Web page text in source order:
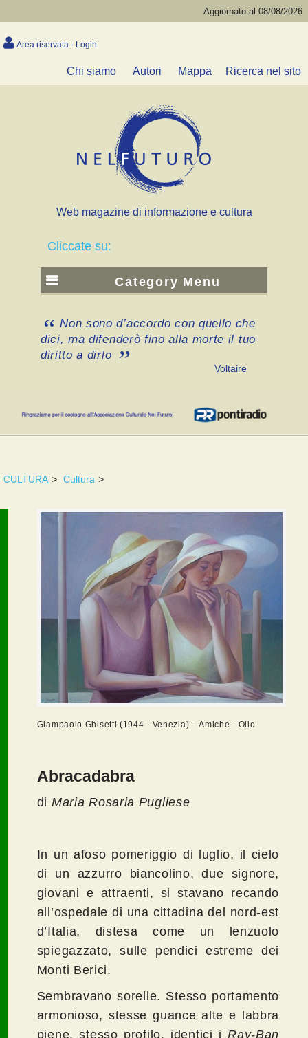
Aggiornato al 08/08/2026
Area riservata - Login
Chi siamo Autori Mappa Ricerca nel sito
Web magazine di informazione e cultura
Cliccate su:
Category Menu
Non sono d’accordo con quello che
dici, ma difenderò fino alla morte il tuo
diritto a dirlo
Voltaire
CULTURA > Cultura >
Giampaolo Ghisetti (1944 - Venezia) – Amiche - Olio
Abracadabra
di Maria Rosaria Pugliese
In un afoso pomeriggio di luglio, il cielo
di un azzurro biancolino, due signore,
giovani e attraenti, si stavano recando
all’ospedale di una cittadina del nord-est
d’Italia, distesa come un lenzuolo
spiegazzato, sulle pendici estreme dei
Monti Berici.
Sembravano sorelle. Stesso portamento
armonioso, stesse guance alte e labbra
piene, stesso profilo, identici iRay-Ban